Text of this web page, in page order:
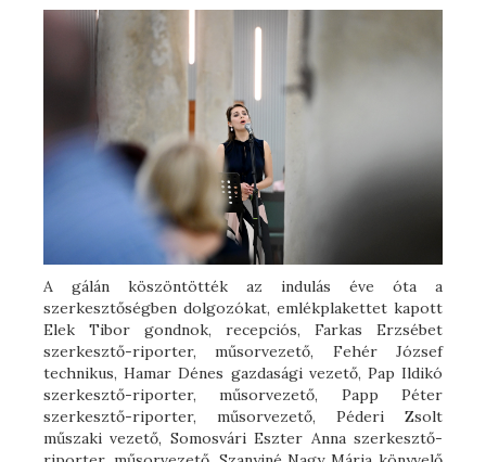
A gálán köszöntötték az indulás éve óta a
szerkesztőségben dolgozókat, emlékplakettet kapott
Elek Tibor gondnok, recepciós, Farkas Erzsébet
szerkesztő-riporter, műsorvezető, Fehér József
technikus, Hamar Dénes gazdasági vezető, Pap Ildikó
szerkesztő-riporter, műsorvezető, Papp Péter
szerkesztő-riporter, műsorvezető, Péderi Zsolt
műszaki vezető, Somosvári Eszter Anna szerkesztő-